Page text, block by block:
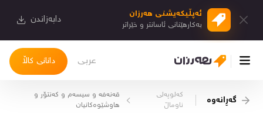
ئەپڵیكەیشنی هەرزان
بەكارهێنانی ئاسانتر و خێراتر دابەزاندن
دانانی کاڵا عربی
چوونەژوورەوە
گەڕانەوە
کەلوپەلی
ناوماڵ
قەنەفە و سیسەم و کەنتۆر و
هاوشێوەکانیان